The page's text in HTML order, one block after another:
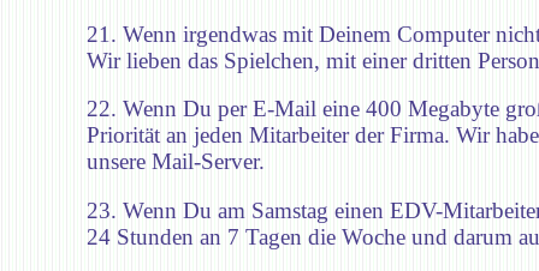
21. Wenn irgendwas mit Deinem Computer
Wir lieben das Spielchen, mit einer dritten
22. Wenn Du per E-Mail eine 400 Megabyte
Priorität an jeden Mitarbeiter der Firma. Wir
unsere Mail-Server.
23. Wenn Du am Samstag einen EDV-
24 Stunden an 7 Tagen die Woche und darum